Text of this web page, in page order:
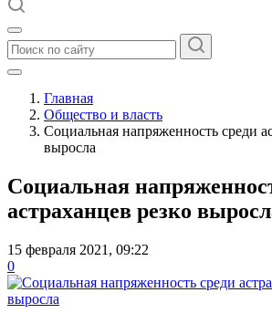
Главная
Общество и власть
Социальная напряженность среди
выросла
Социальная
астраханцев резко
15 февраля 2021, 09:22
0